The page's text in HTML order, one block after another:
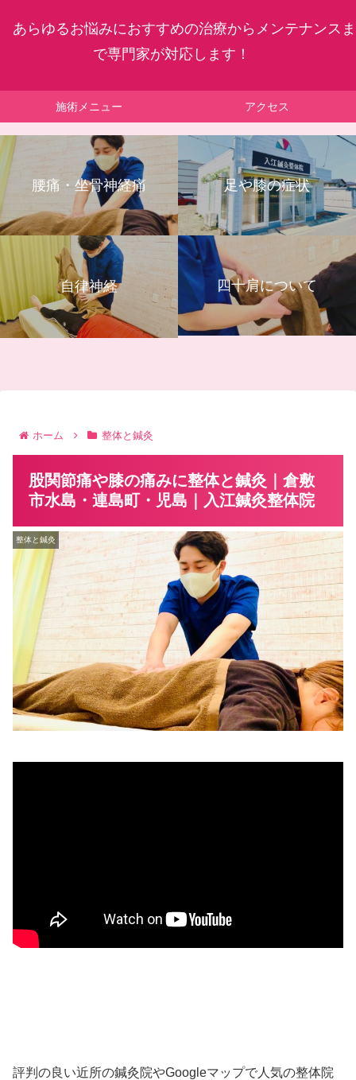
あらゆるお悩みにおすすめの治療からメンテナンスま
で専門家が対応します！
施術メニュー アクセス
腰痛・坐骨神経痛 足や膝の症状
自律神経 四十肩について
ホーム 整体と鍼灸
股関節痛や膝の痛みに整体と鍼灸｜倉敷
市水島・連島町・児島｜入江鍼灸整体院
整体と鍼灸
評判の良い近所の鍼灸院やGoogleマップで人気の整体院